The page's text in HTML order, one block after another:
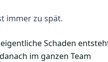
immer zu spät.
Schaden
im ganzen Team